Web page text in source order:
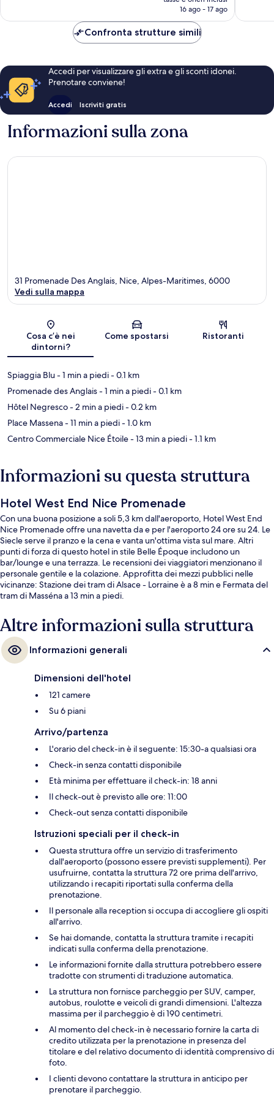
attuale
CHF 243
16 ago - 17 ago
Confronta strutture simili
Accedi per visualizzare gli extra e gli sconti idonei.
Prenotare conviene!
Accedi Iscriviti gratis
Informazioni sulla zona
Mappa
31 Promenade Des Anglais, Nice, Alpes-Maritimes, 6000
Vedi sulla mappa
Cosa c’è nei
dintorni?
Come spostarsi Ristoranti
Spiaggia Blu- 1 min a piedi- 0.1 km
Promenade des Anglais- 1 min a piedi- 0.1 km
Hôtel Negresco- 2 min a piedi- 0.2 km
Place Massena- 11 min a piedi- 1.0 km
Centro Commerciale Nice Étoile- 13 min a piedi- 1.1 km
Informazioni su questa struttura
Hotel West End Nice Promenade
Con una buona posizione a soli 5,3 km dall'aeroporto, Hotel West End
Nice Promenade offre una navetta da e per l'aeroporto 24 ore su 24. Le
Siecle serve il pranzo e la cena e vanta un'ottima vista sul mare. Altri
punti di forza di questo hotel in stile Belle Époque includono un
bar/lounge e una terrazza. Le recensioni dei viaggiatori menzionano il
personale gentile e la colazione. Approfitta dei mezzi pubblici nelle
vicinanze: Stazione dei tram di Alsace - Lorraine è a 8 min e Fermata del
tram di Masséna a 13 min a piedi.
Altre informazioni sulla struttura
Informazioni generali
Dimensioni dell'hotel
121 camere
Su 6 piani
Arrivo/partenza
L'orario del check-in è il seguente: 15:30-a qualsiasi ora
Check-in senza contatti disponibile
Età minima per effettuare il check-in: 18 anni
Il check-out è previsto alle ore: 11:00
Check-out senza contatti disponibile
Istruzioni speciali per il check-in
Questa struttura offre un servizio di trasferimento
dall'aeroporto (possono essere previsti supplementi). Per
usufruirne, contatta la struttura 72 ore prima dell'arrivo,
utilizzando i recapiti riportati sulla conferma della
prenotazione.
Il personale alla reception si occupa di accogliere gli ospiti
all'arrivo.
Se hai domande, contatta la struttura tramite i recapiti
indicati sulla conferma della prenotazione.
Le informazioni fornite dalla struttura potrebbero essere
tradotte con strumenti di traduzione automatica.
La struttura non fornisce parcheggio per SUV, camper,
autobus, roulotte e veicoli di grandi dimensioni. L'altezza
massima per il parcheggio è di 190 centimetri.
Al momento del check-in è necessario fornire la carta di
credito utilizzata per la prenotazione in presenza del
titolare e del relativo documento di identità comprensivo di
foto.
I clienti devono contattare la struttura in anticipo per
prenotare il parcheggio.